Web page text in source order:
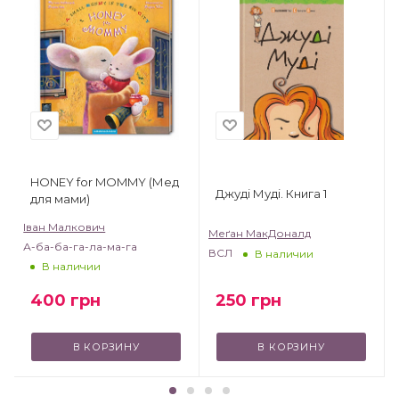
HONEY for MOMMY (Мед
для мами)
Іван Малкович
А-ба-ба-га-ла-ма-га
В наличии
400 грн
В КОРЗИНУ
Джуді Муді. Книга 1
Меґан МакДоналд
ВСЛ
В наличии
250 грн
В КОРЗИНУ